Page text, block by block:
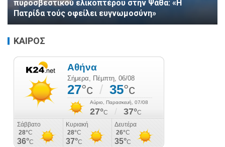
πυροσβεστικού ελικοπτέρου στην Ψάθα: «Η
Πατρίδα τούς οφείλει ευγνωμοσύνη»
ΚΑΙΡΟΣ